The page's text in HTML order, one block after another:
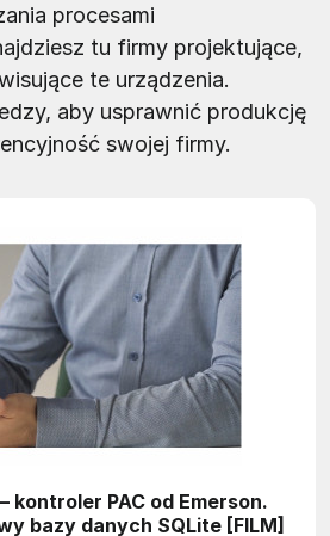
procesami
tu firmy projektujące,
te urządzenia.
aby usprawnić produkcję
swojej firmy.
kontroler PAC od Emerson.
bazy danych SQLite [FILM]